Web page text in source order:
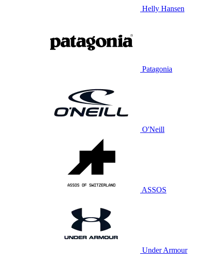
Helly Hansen
Patagonia
O'Neill
ASSOS
Under Armour